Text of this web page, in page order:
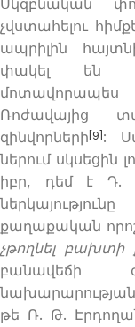
չվստահելու
ապրիլին
փակել են
Ռոժավայից
զինվորների [9] :
ներում սկսեցին
իբր, դեմ է Դ.
քաղաքական
չթողնել բախտի
բանավեճի
թե Ռ. Թ.